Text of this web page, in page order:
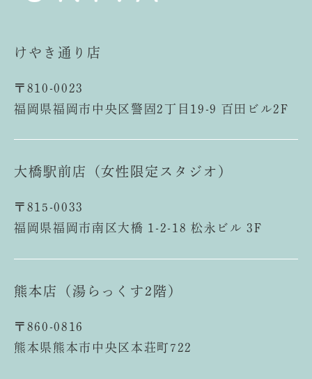
けやき通り店
〒810-0023
福岡県福岡市中央区警固2丁目19-9 百田ビル2F
大橋駅前店（女性限定スタジオ）
〒815-0033
福岡県福岡市南区大橋 1-2-18 松永ビル 3F
熊本店（湯らっくす2階）
〒860-0816
熊本県熊本市中央区本荘町722